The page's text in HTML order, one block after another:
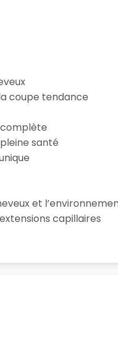
coupe tendance
santé
et
capillaires